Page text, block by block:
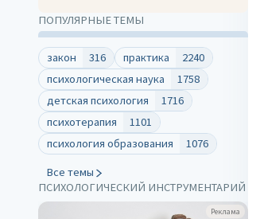
ПОПУЛЯРНЫЕ ТЕМЫ
закон 316 практика
2240
психологическая наука
1758
детская психология
1716
психотерапия
1101
психология образования
1076
Все темы
ПСИХОЛОГИЧЕСКИЙ ИНСТРУМЕНТАРИЙ
Реклама